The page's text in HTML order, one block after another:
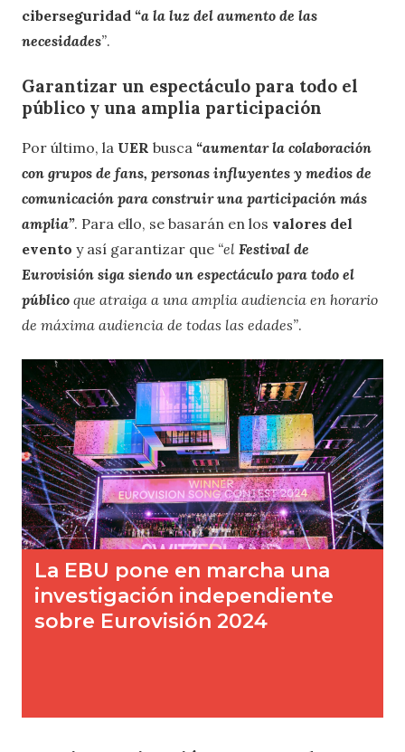
ciberseguridad “a la luz del aumento de las
necesidades”.
Garantizar un espectáculo para todo el
público y una amplia participación
Por último, la UER busca “aumentar la colaboración
con grupos de fans, personas influyentes y medios de
comunicación para construir una participación más
amplia”. Para ello, se basarán en los valores del
evento y así garantizar que “el Festival de
Eurovisión siga siendo un espectáculo para todo el
público que atraiga a una amplia audiencia en horario
de máxima audiencia de todas las edades”.